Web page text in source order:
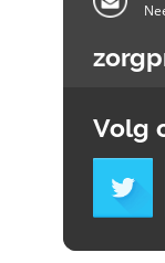
Volg